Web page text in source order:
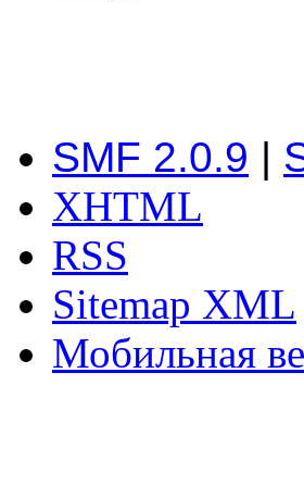
SMF 2.0.9 |
XHTML
RSS
Sitemap XML
Мобильная